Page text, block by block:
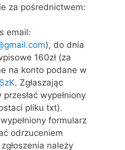
za pośrednictwem:
email:
), do dnia
160zł (za
na konto podane w
. Zgłaszając
wypełniony
pliku txt).
formularz
odrzuceniem
należy